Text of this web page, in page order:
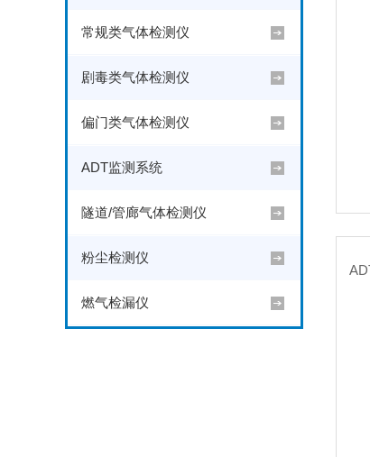
常规类气体检测仪
剧毒类气体检测仪
偏门类气体检测仪
ADT监测系统
隧道/管廊气体检测仪
粉尘检测仪
燃气检漏仪